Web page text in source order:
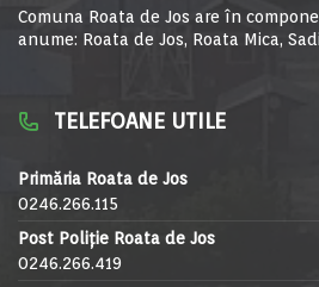
Comuna Roata de Jos are în
anume: Roata de Jos, Roata Mica,
TELEFOANE UTILE
Primăria Roata de Jos
0246.266.115
Post Poliție Roata de Jos
0246.266.419